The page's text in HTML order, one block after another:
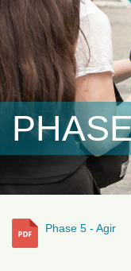
Phase 5 - Agir